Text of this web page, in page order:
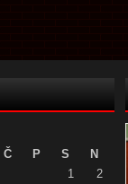
Č P S
N
1
2